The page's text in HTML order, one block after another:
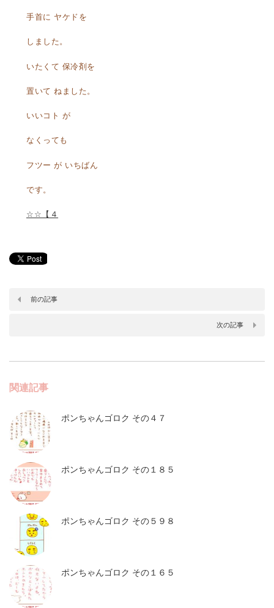
手首に ヤケドを
しました。
いたくて 保冷剤を
置いて ねました。
いいコト が
なくっても
フツー が いちばん
です。
☆☆【４
前の記事
次の記事
関連記事
ポンちゃんゴロク その４７
ポンちゃんゴロク その１８５
ポンちゃんゴロク その５９８
ポンちゃんゴロク その１６５